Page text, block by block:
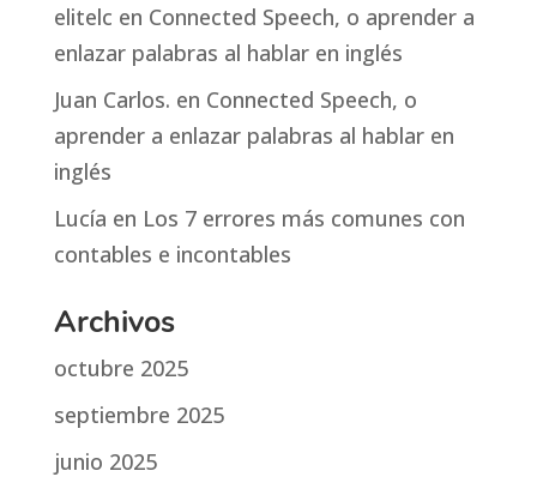
elitelc en Connected Speech, o aprender a
enlazar palabras al hablar en inglés
Juan Carlos. en Connected Speech, o
aprender a enlazar palabras al hablar en
inglés
Lucía en Los 7 errores más comunes con
contables e incontables
Archivos
octubre 2025
septiembre 2025
junio 2025